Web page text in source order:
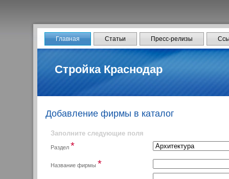
Главная Статьи Пресс-релизы
Стройка Краснодар
Добавление фирмы в каталог
Заполните следующие поля
Раздел *
Название фирмы *